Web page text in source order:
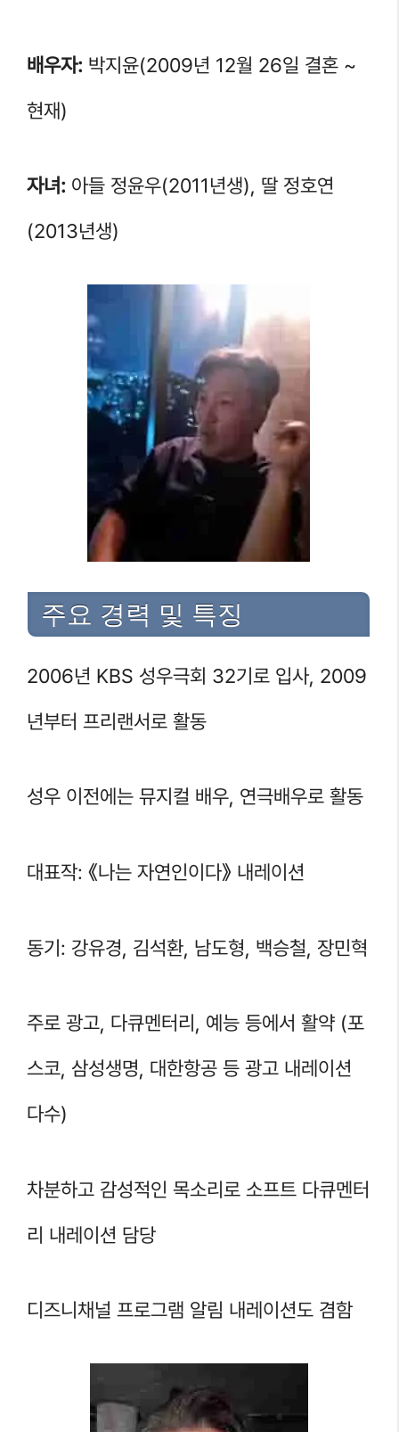
배우자: 박지윤(2009년 12월 26일 결혼 ~
현재)
자녀: 아들 정윤우(2011년생), 딸 정호연
(2013년생)
주요 경력 및 특징
2006년 KBS 성우극회 32기로 입사, 2009
년부터 프리랜서로 활동
성우 이전에는 뮤지컬 배우, 연극배우로 활동
대표작: 《나는 자연인이다》 내레이션
동기: 강유경, 김석환, 남도형, 백승철, 장민혁
주로 광고, 다큐멘터리, 예능 등에서 활약 (포
스코, 삼성생명, 대한항공 등 광고 내레이션
다수)
차분하고 감성적인 목소리로 소프트 다큐멘터
리 내레이션 담당
디즈니채널 프로그램 알림 내레이션도 겸함